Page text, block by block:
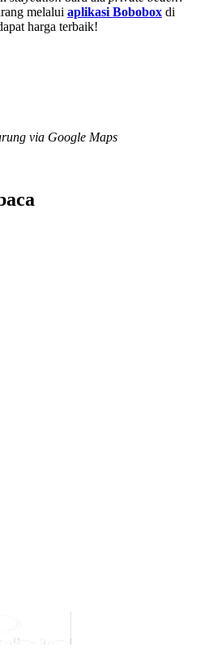
melalui aplikasi Bobobox di
harga terbaik!
via Google Maps